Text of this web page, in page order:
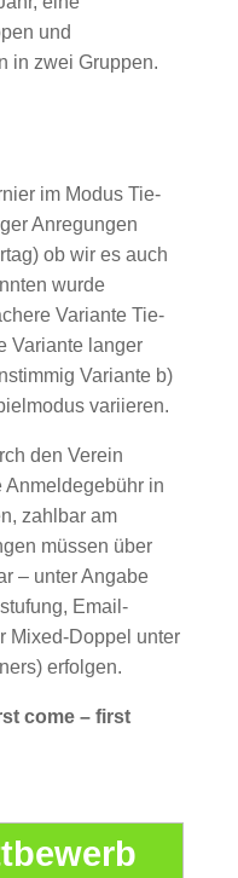
und
in zwei Gruppen.
im Modus Tie-
Anregungen
ob wir es auch
wurde
Variante Tie-
Variante langer
Variante b)
variieren.
den Verein
Anmeldegebühr in
zahlbar am
müssen über
– unter Angabe
Email-
Mixed-Doppel unter
erfolgen.
come – first